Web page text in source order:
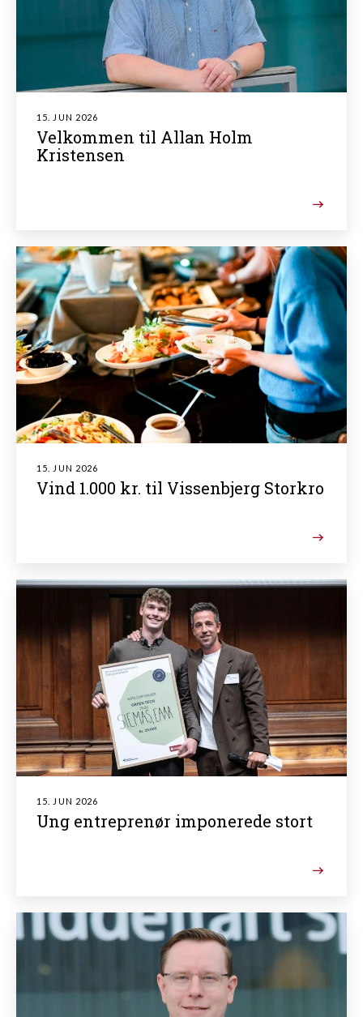
15. JUN 2026
Velkommen til Allan Holm
Kristensen
15. JUN 2026
Vind 1.000 kr. til Vissenbjerg Storkro
15. JUN 2026
Ung entreprenør imponerede stort